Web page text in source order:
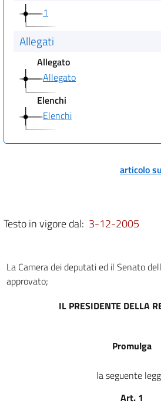
1
Allegati
Allegato
Allegato
Elenchi
Elenchi
articolo
Testo in vigore dal: 3-12-2005
La Camera dei deputati ed il Senato
approvato;
IL PRESIDENTE DELLA
Promulga
la seguente
Art. 1